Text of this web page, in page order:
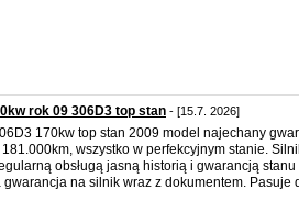
rok 09 306D3 top stan - [15.7. 2026]
170kw top stan 2009 model najechany
wszystko w perfekcyjnym stanie.
obsługą jasną historią i gwarancją
gwarancja na silnik wraz z dokumentem. Pasuje